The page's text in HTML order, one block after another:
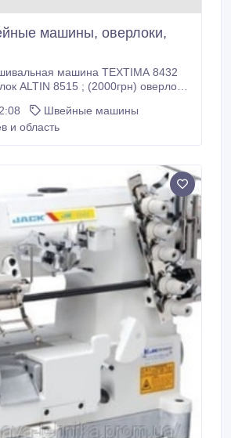
машины, оверлоки,
машина TEXTIMA 8432
хорошего качества - (100$)
0637330002
Швейные машины
и область